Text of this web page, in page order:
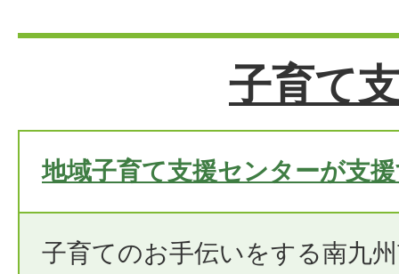
子育て
地域子育て支援センターが支
子育てのお手伝いをする南九